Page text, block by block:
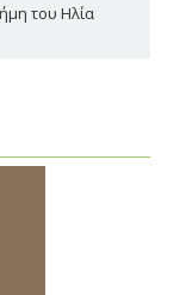
του Ηλία